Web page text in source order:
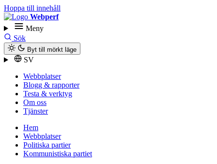
Hoppa till innehåll
Webperf
Meny
Sök
Byt till mörkt läge
SV
Webbplatser
Blogg & rapporter
Testa & verktyg
Om oss
Tjänster
Hem
Webbplatser
Politiska partier
Kommunistiska partiet